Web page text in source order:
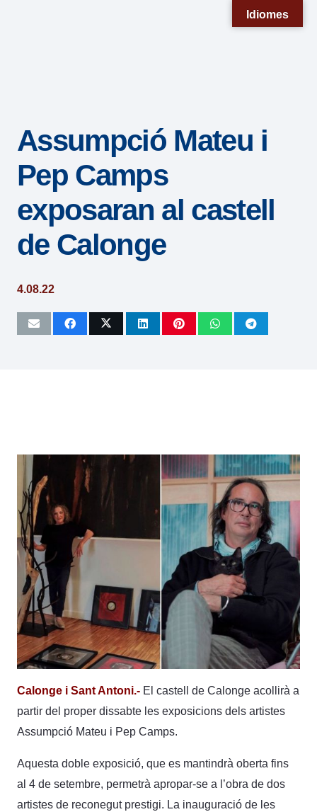
sistema
accesibilidad.
Assumpció Mateu i
Pep Camps
exposaran al castell
de Calonge
4.08.22
Calonge i Sant Antoni.- El castell de Calonge acollirà a
partir del proper dissabte les exposicions dels artistes
Assumpció Mateu i Pep Camps.
Aquesta doble exposició, que es mantindrà oberta fins
al 4 de setembre, permetrà apropar-se a l’obra de dos
artistes de reconegut prestigi. La inauguració de les
Idiomes